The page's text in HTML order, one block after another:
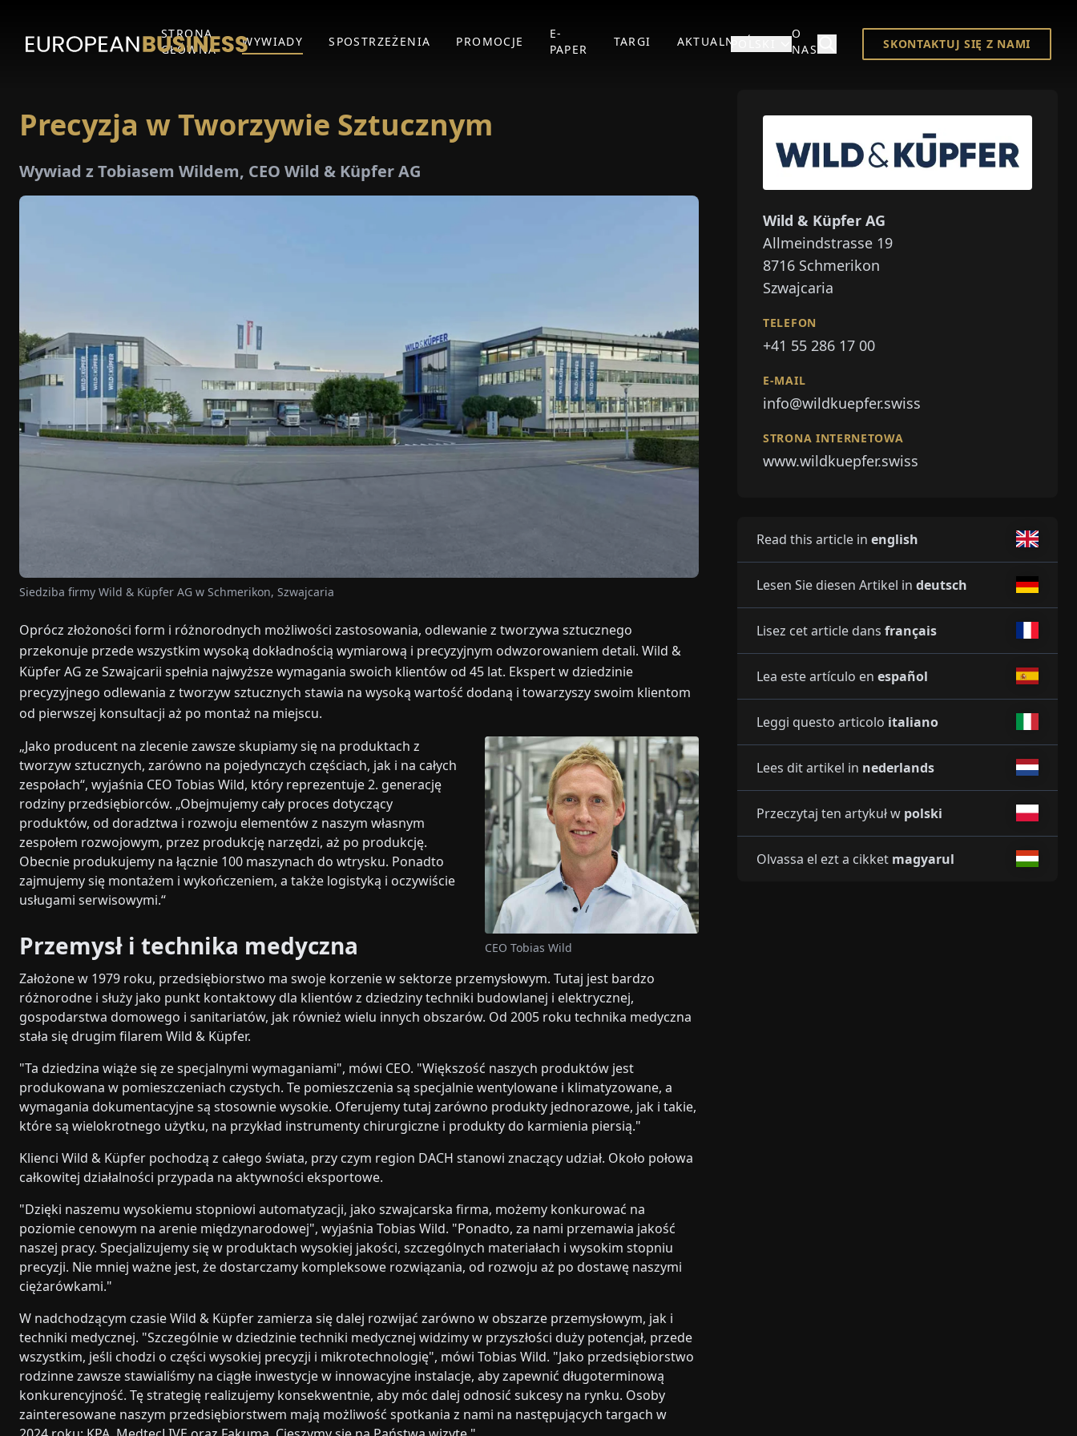
STRONA
GŁÓWNA
WYWIADY SPOSTRZEŻENIA PROMOCJE
E-
PAPER
TARGI AKTUALNOŚCI
O
NAS
POLSKI SKONTAKTUJ SIĘ Z NAMI
Precyzja w Tworzywie Sztucznym
Wywiad z Tobiasem Wildem, CEO Wild & Küpfer AG
Siedziba firmy Wild & Küpfer AG w Schmerikon, Szwajcaria
Oprócz złożoności form i różnorodnych możliwości zastosowania, odlewanie z tworzywa sztucznego
przekonuje przede wszystkim wysoką dokładnością wymiarową i precyzyjnym odwzorowaniem detali. Wild &
Küpfer AG ze Szwajcarii spełnia najwyższe wymagania swoich klientów od 45 lat. Ekspert w dziedzinie
precyzyjnego odlewania z tworzyw sztucznych stawia na wysoką wartość dodaną i towarzyszy swoim klientom
od pierwszej konsultacji aż po montaż na miejscu.
„Jako producent na zlecenie zawsze skupiamy się na produktach z
tworzyw sztucznych, zarówno na pojedynczych częściach, jak i na całych
zespołach“, wyjaśnia CEO Tobias Wild, który reprezentuje 2. generację
rodziny przedsiębiorców. „Obejmujemy cały proces dotyczący
produktów, od doradztwa i rozwoju elementów z naszym własnym
zespołem rozwojowym, przez produkcję narzędzi, aż po produkcję.
Obecnie produkujemy na łącznie 100 maszynach do wtrysku. Ponadto
zajmujemy się montażem i wykończeniem, a także logistyką i oczywiście
usługami serwisowymi.“
Przemysł i technika medyczna CEO Tobias Wild
Założone w 1979 roku, przedsiębiorstwo ma swoje korzenie w sektorze przemysłowym. Tutaj jest bardzo
różnorodne i służy jako punkt kontaktowy dla klientów z dziedziny techniki budowlanej i elektrycznej,
gospodarstwa domowego i sanitariatów, jak również wielu innych obszarów. Od 2005 roku technika medyczna
stała się drugim filarem Wild & Küpfer.
"Ta dziedzina wiąże się ze specjalnymi wymaganiami", mówi CEO. "Większość naszych produktów jest
produkowana w pomieszczeniach czystych. Te pomieszczenia są specjalnie wentylowane i klimatyzowane, a
wymagania dokumentacyjne są stosownie wysokie. Oferujemy tutaj zarówno produkty jednorazowe, jak i takie,
które są wielokrotnego użytku, na przykład instrumenty chirurgiczne i produkty do karmienia piersią."
Klienci Wild & Küpfer pochodzą z całego świata, przy czym region DACH stanowi znaczący udział. Około połowa
całkowitej działalności przypada na aktywności eksportowe.
"Dzięki naszemu wysokiemu stopniowi automatyzacji, jako szwajcarska firma, możemy konkurować na
poziomie cenowym na arenie międzynarodowej", wyjaśnia Tobias Wild. "Ponadto, za nami przemawia jakość
naszej pracy. Specjalizujemy się w produktach wysokiej jakości, szczególnych materiałach i wysokim stopniu
precyzji. Nie mniej ważne jest, że dostarczamy kompleksowe rozwiązania, od rozwoju aż po dostawę naszymi
ciężarówkami."
W nadchodzącym czasie Wild & Küpfer zamierza się dalej rozwijać zarówno w obszarze przemysłowym, jak i
techniki medycznej. "Szczególnie w dziedzinie techniki medycznej widzimy w przyszłości duży potencjał, przede
wszystkim, jeśli chodzi o części wysokiej precyzji i mikrotechnologię", mówi Tobias Wild. "Jako przedsiębiorstwo
rodzinne zawsze stawialiśmy na ciągłe inwestycje w innowacyjne instalacje, aby zapewnić długoterminową
konkurencyjność. Tę strategię realizujemy konsekwentnie, aby móc dalej odnosić sukcesy na rynku. Osoby
zainteresowane naszym przedsiębiorstwem mają możliwość spotkania z nami na następujących targach w
Wild & Küpfer AG
Allmeindstrasse 19
8716 Schmerikon
Szwajcaria
TELEFON
+41 55 286 17 00
E-MAIL
info@wildkuepfer.swiss
STRONA INTERNETOWA
www.wildkuepfer.swiss
Read this article in english
Lesen Sie diesen Artikel in deutsch
Lisez cet article dans français
Lea este artículo en español
Leggi questo articolo italiano
Lees dit artikel in nederlands
Przeczytaj ten artykuł w polski
Olvassa el ezt a cikket magyarul